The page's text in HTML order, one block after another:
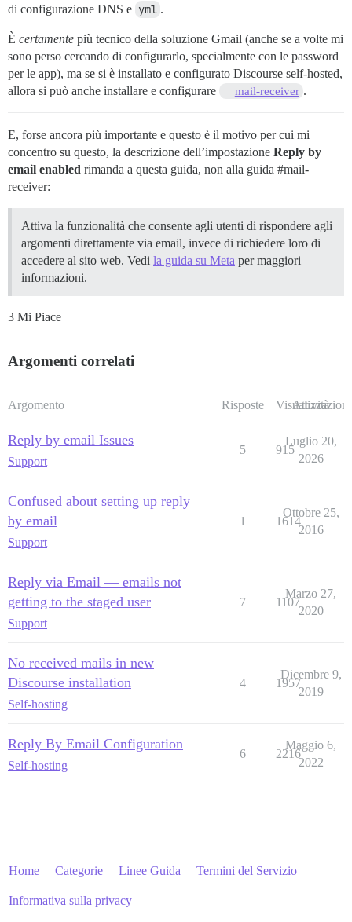
di configurazione DNS e yml .
È certamente più tecnico della soluzione Gmail (anche se a volte mi
sono perso cercando di configurarlo, specialmente con le password
per le app), ma se si è installato e configurato Discourse self-hosted,
allora si può anche installare e configurare
mail-receiver .
E, forse ancora più importante e questo è il motivo per cui mi
concentro su questo, la descrizione dell’impostazione Reply by
email enabled rimanda a questa guida, non alla guida #mail-
receiver:
Attiva la funzionalità che consente agli utenti di rispondere agli
argomenti direttamente via email, invece di richiedere loro di
accedere al sito web. Vedi la guida su Meta per maggiori
informazioni.
3 Mi Piace
Argomenti correlati
Argomento Risposte Visualizzazioni
Attività
Reply by email Issues
Support
5 915
Luglio 20,
2026
Confused about setting up reply
by email
Support
1 1614
Ottobre 25,
2016
Reply via Email — emails not
getting to the staged user
Support
7 1107
Marzo 27,
2020
No received mails in new
Discourse installation
Self-hosting
4 1957
Dicembre 9,
2019
Reply By Email Configuration
Self-hosting
6 2216
Maggio 6,
2022
Home Categorie Linee Guida Termini del Servizio
Informativa sulla privacy